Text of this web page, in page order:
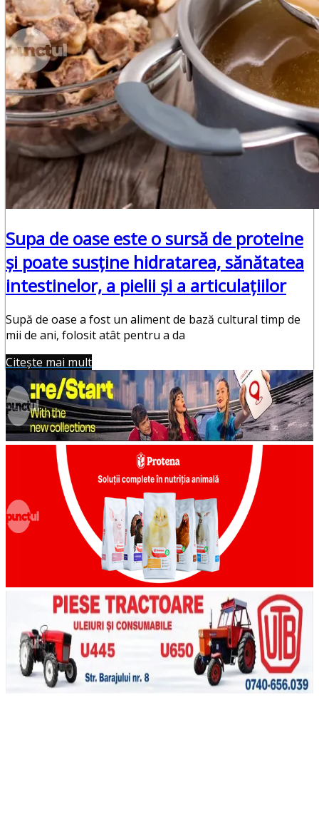
Punctul Negru
Anunturi
Despre noi
Publicitate
Contact
Supa de oase este o sursă de proteine
și poate susține hidratarea, sănătatea
intestinelor, a pielii și a articulațiilor
Supă de oase a fost un aliment de bază cultural timp de
mii de ani, folosit atât pentru a da
Citește mai mult